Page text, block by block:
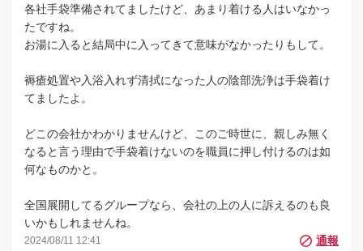
各社手袋準備されてましたけど、あまり着ける人はいなかっ
たですね。
お湯に入ると結局中に入ってきて意味がなかったりもして。
褥瘡処置や入浴入れず清拭になった人の陰部洗浄は手袋着け
てましたよ。
どこの会社かわかりませんけど、このご時世に、親しみ無く
なると言う理由で手袋着けないのを職員に押し付けるのは如
何なものかと。
全国展開してるグループなら、会社の上の人に訴えるのも良
いかもしれませんね。
2024/08/11 12:41